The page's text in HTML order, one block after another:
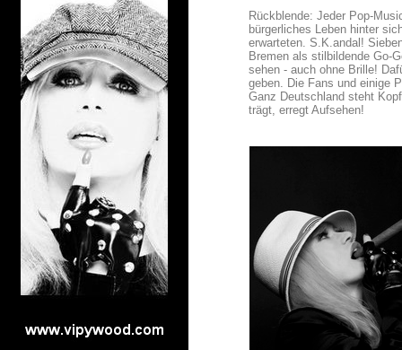
Rückblende: Jeder Pop-
bürgerliches Leben hinter
erwarteten. S.K.andal!
Bremen als stilbildende Go-
sehen - auch ohne Brille!
geben. Die Fans und einige
Ganz Deutschland steht
trägt, erregt Aufsehen!